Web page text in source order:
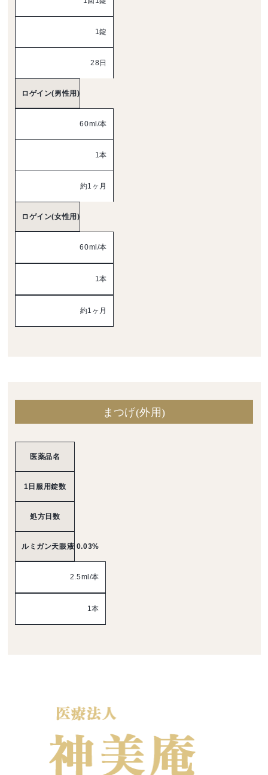
1錠
28日
ロゲイン(男性用)
60ml/本
1本
約1ヶ月
ロゲイン(女性用)
60ml/本
1本
約1ヶ月
まつげ(外用)
医薬品名
1日服用錠数
処方日数
ルミガン天眼液 0.03%
2.5ml/本
1本